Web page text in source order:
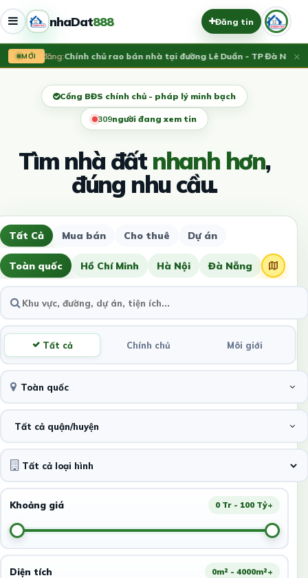
nhaDat888 Đăng tin
MỚI
Vừa đăng:Chính chủ rao bán nhà tại đường Lê Duẩn - TP Đà Nẵng;×
Cổng BĐS chính chủ - pháp lý minh bạch
313người đang xem tin
Tìm nhà đấtnhanh hơn,
đúng nhu cầu.
Tất Cả Mua bán Cho thuê Dự án
Toàn quốc Hồ Chí Minh Hà Nội Đà Nẵng
Tất cả Chính chủ Môi giới
Toàn quốc
Tất cả quận/huyện
Khoảng giá 0 Tr - 100 Tỷ+
Diện tích 0m² - 4000m²+